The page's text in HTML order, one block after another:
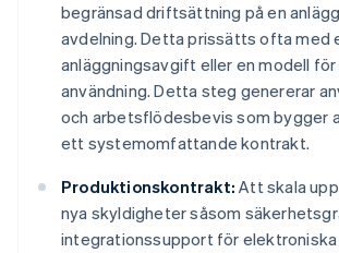
begränsad driftsättning på en
avdelning. Detta prissätts ofta med
anläggningsavgift eller en modell
användning. Detta steg genererar
och arbetsflödesbevis som bygger
ett systemomfattande kontrakt.
Produktionskontrakt: Att skala
nya skyldigheter såsom
integrationssupport för elektroniska